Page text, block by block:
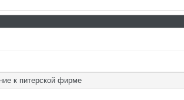
к питерской фирме